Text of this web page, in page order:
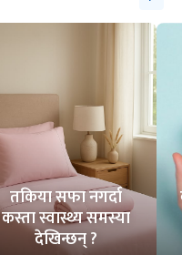
तकिया सफा नगर्दा
कस्ता स्वास्थ्य समस्या
देखिन्छन् ?